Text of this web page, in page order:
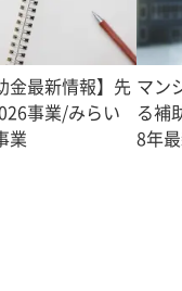
金最新情報】先
事業/みらい
業
マン
る補
8年最